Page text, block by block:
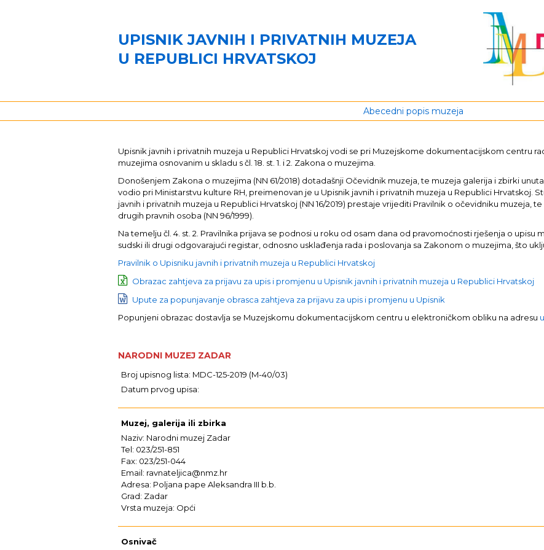
UPISNIK JAVNIH I PRIVATNIH MUZEJA
U REPUBLICI HRVATSKOJ
Abecedni popis muzeja
Upisnik javnih i privatnih muzeja u Republici Hrvatskoj vodi se pri Muzejskome dokumentacijskom centru
muzejima osnovanim u skladu s čl. 18. st. 1. i 2. Zakona o muzejima.
Donošenjem Zakona o muzejima (NN 61/2018) dotadašnji Očevidnik muzeja, te muzeja galerija i zbirki
vodio pri Ministarstvu kulture RH, preimenovan je u Upisnik javnih i privatnih muzeja u Republici Hrvatskoj.
javnih i privatnih muzeja u Republici Hrvatskoj (NN 16/2019) prestaje vrijediti Pravilnik o očevidniku muzeja,
drugih pravnih osoba (NN 96/1999).
Na temelju čl. 4. st. 2. Pravilnika prijava se podnosi u roku od osam dana od pravomoćnosti rješenja o upisu
sudski ili drugi odgovarajući registar, odnosno usklađenja rada i poslovanja sa Zakonom o muzejima, što
Pravilnik o Upisniku javnih i privatnih muzeja u Republici Hrvatskoj
Obrazac zahtjeva za prijavu za upis i promjenu u Upisnik javnih i privatnih muzeja u Republici Hrvatskoj
Upute za popunjavanje obrasca zahtjeva za prijavu za upis i promjenu u Upisnik
Popunjeni obrazac dostavlja se Muzejskomu dokumentacijskom centru u elektroničkom obliku na adresu
NARODNI MUZEJ ZADAR
Broj upisnog lista: MDC-125-2019 (M-40/03)
Datum prvog upisa:
Muzej, galerija ili zbirka
Naziv: Narodni muzej Zadar
Tel: 023/251-851
Fax: 023/251-044
Email: ravnateljica@nmz.hr
Adresa: Poljana pape Aleksandra III b.b.
Grad: Zadar
Vrsta muzeja: Opći
Osnivač